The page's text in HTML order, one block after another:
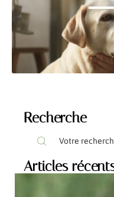
Recherche
Articles